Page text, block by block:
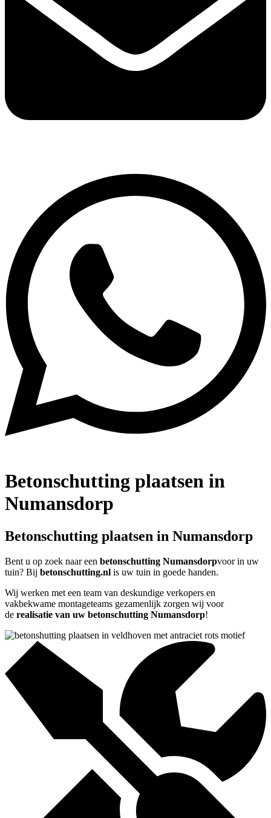
Betonschutting plaatsen in
Numansdorp
Betonschutting plaatsen in Numansdorp
Bent u op zoek naar een betonschutting Numansdorpvoor in uw
tuin? Bij betonschutting.nl is uw tuin in goede handen.
Wij werken met een team van deskundige verkopers en
vakbekwame montageteams gezamenlijk zorgen wij voor
de realisatie van uw betonschutting Numansdorp!